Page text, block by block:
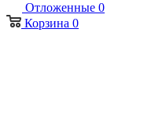
Отложенные 0
Корзина 0